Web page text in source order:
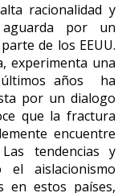
racionalidad y
por un
de los EEUU.
experimenta una
años ha
por un dialogo
que la fractura
encuentre
tendencias y
el aislacionismo
en estos países,